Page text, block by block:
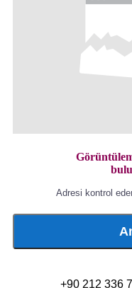
Adresi kontrol
+90 212 336